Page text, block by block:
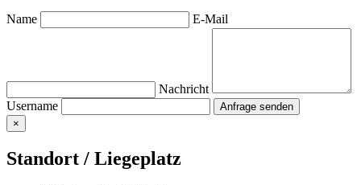
Name E-Mail
Nachricht
Username
×
Standort / Liegeplatz